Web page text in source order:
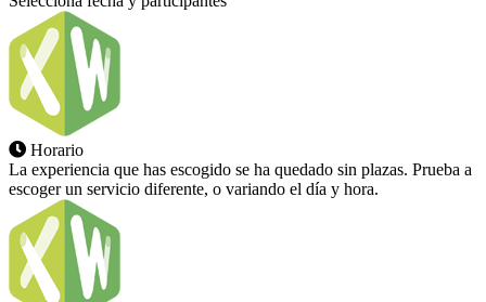
Horario
La experiencia que has escogido se ha quedado sin plazas. Prueba a
escoger un servicio diferente, o variando el día y hora.